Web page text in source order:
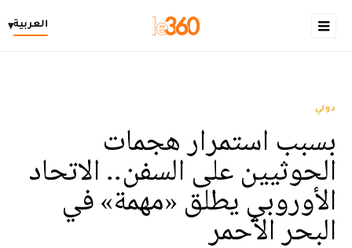
العربية▾
دولي
بسبب استمرار هجمات
الحوثيين على السفن.. الاتحاد
الأوروبي يطلق «مهمة» في
البحر الأحمر